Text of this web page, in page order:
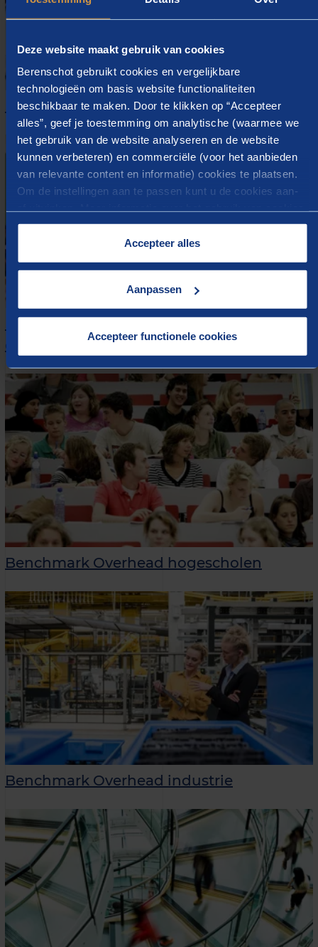
Deze website maakt gebruik van cookies
Berenschot gebruikt cookies en vergelijkbare
technologieën om basis website functionaliteiten
beschikbaar te maken. Door te klikken op “Accepteer
alles”, geef je toestemming om analytische (waarmee we
het gebruik van de website analyseren en de website
kunnen verbeteren) en commerciële (voor het aanbieden
van relevante content en informatie) cookies te plaatsen.
Om de instellingen aan te passen kunt u de cookies aan-
op onze website treft u in onze “Cookieverklaring”.
Accepteer alles
Aanpassen
Accepteer functionele cookies
Benchmark Leerplicht
Benchmark Primair en voortgezet
onderwijs (POVO)
Benchmark Overhead hogescholen
Benchmark Overhead industrie